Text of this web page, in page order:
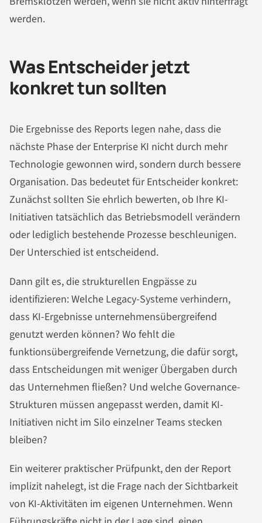
werden.
Was Entscheider jetzt
konkret tun sollten
Die Ergebnisse des Reports legen nahe, dass die
nächste Phase der Enterprise KI nicht durch mehr
Technologie gewonnen wird, sondern durch bessere
Organisation. Das bedeutet für Entscheider konkret:
Zunächst sollten Sie ehrlich bewerten, ob Ihre KI-
Initiativen tatsächlich das Betriebsmodell verändern
oder lediglich bestehende Prozesse beschleunigen.
Der Unterschied ist entscheidend.
Dann gilt es, die strukturellen Engpässe zu
identifizieren: Welche Legacy-Systeme verhindern,
dass KI-Ergebnisse unternehmensübergreifend
genutzt werden können? Wo fehlt die
funktionsübergreifende Vernetzung, die dafür sorgt,
dass Entscheidungen mit weniger Übergaben durch
das Unternehmen fließen? Und welche Governance-
Strukturen müssen angepasst werden, damit KI-
Initiativen nicht im Silo einzelner Teams stecken
bleiben?
Ein weiterer praktischer Prüfpunkt, den der Report
implizit nahelegt, ist die Frage nach der Sichtbarkeit
von KI-Aktivitäten im eigenen Unternehmen. Wenn